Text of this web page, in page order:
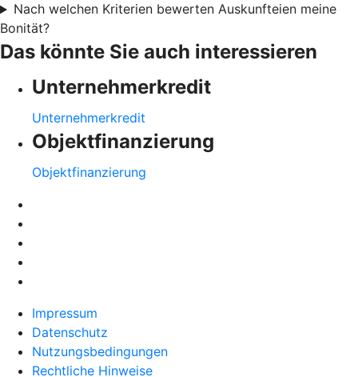
Nach welchen Kriterien bewerten Auskunfteien meine
Bonität?
Das könnte Sie auch interessieren
Unternehmerkredit
Unternehmerkredit
Objektfinanzierung
Objektfinanzierung
Impressum
Datenschutz
Nutzungsbedingungen
Rechtliche Hinweise